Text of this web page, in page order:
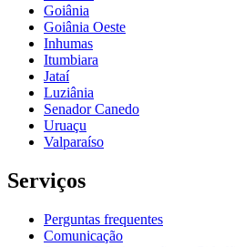
Goiânia
Goiânia Oeste
Inhumas
Itumbiara
Jataí
Luziânia
Senador Canedo
Uruaçu
Valparaíso
Serviços
Perguntas frequentes
Comunicação